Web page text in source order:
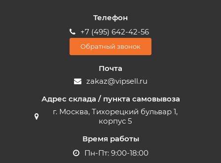
Телефон
+7 (495) 642-42-56
Обратный звонок
Почта
zakaz@vipsell.ru
Адрес склада / пункта самовывоза
г. Москва, Тихорецкий бульвар 1,
корпус 5
Время работы
Пн-Пт: 9:00-18:00